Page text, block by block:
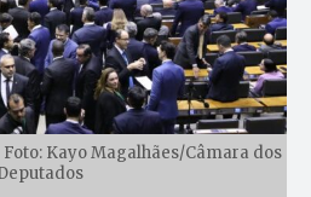
Kayo Magalhães/Câmara dos